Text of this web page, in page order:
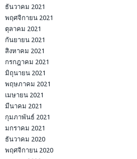
ธันวาคม 2021
พฤศจิกายน 2021
ตุลาคม 2021
กันยายน 2021
สิงหาคม 2021
กรกฎาคม 2021
มิถุนายน 2021
พฤษภาคม 2021
เมษายน 2021
มีนาคม 2021
กุมภาพันธ์ 2021
มกราคม 2021
ธันวาคม 2020
พฤศจิกายน 2020